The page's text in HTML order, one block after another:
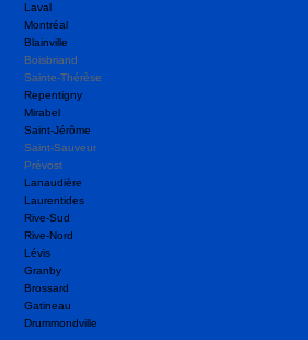
Laval
Montréal
Blainville
Boisbriand
Sainte-Thérèse
Repentigny
Mirabel
Saint-Jérôme
Saint-Sauveur
Prévost
Lanaudière
Laurentides
Rive-Sud
Rive-Nord
Lévis
Granby
Brossard
Gatineau
Drummondville